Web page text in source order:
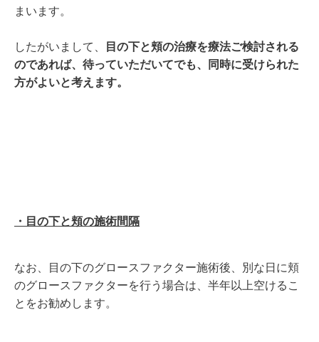
まいます。
したがいまして、
目の下と頬の治療を療法ご検討される
のであれば、待っていただいてでも、同時に受けられた
方がよいと考えます。
・目の下と頬の施術間隔
なお、目の下のグロースファクター施術後、別な日に頬
のグロースファクターを行う場合は、半年以上空けるこ
とをお勧めします。